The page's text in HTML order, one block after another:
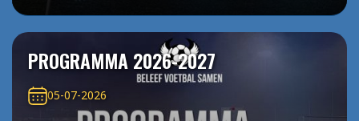
PROGRAMMA 2026-2027
05-07-2026